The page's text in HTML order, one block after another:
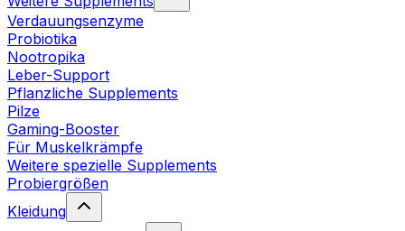
Verdauungsenzyme
Probiotika
Nootropika
Leber-Support
Pflanzliche Supplements
Pilze
Gaming-Booster
Für Muskelkrämpfe
Weitere spezielle Supplements
Probiergrößen
Kleidung